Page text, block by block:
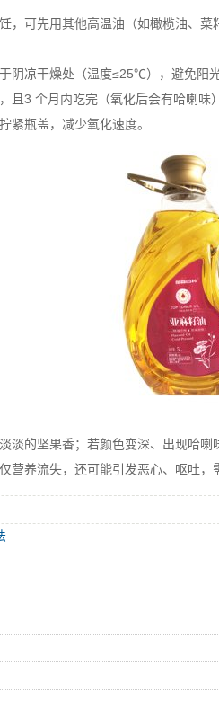
可先⽤其他高温油（如橄榄油、菜
凉干燥处（温度≤25℃），避免阳光
3 个月内吃完（氧化后会有哈喇味）
瓶盖，减少氧化速度。
的坚果香；若颜色变深、出现哈喇
养流失，还可能引发恶心、呕吐，